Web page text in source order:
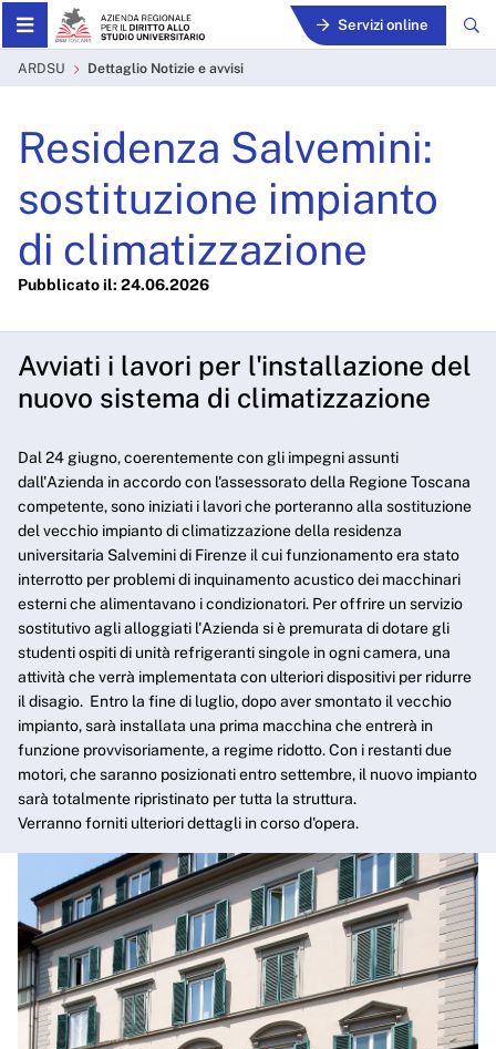
Skip to Main Content Servizi online
Dettaglio Notizie e avvisi -
ARDSU Dettaglio Notizie e avvisi
Residenza Salvemini:
sostituzione impianto
di climatizzazione
Pubblicato il: 24.06.2026
Avviati i lavori per l'installazione del
nuovo sistema di climatizzazione
Dal 24 giugno, coerentemente con gli impegni assunti
dall'Azienda in accordo con l'assessorato della Regione Toscana
competente, sono iniziati i lavori che porteranno alla sostituzione
del vecchio impianto di climatizzazione della residenza
universitaria Salvemini di Firenze il cui funzionamento era stato
interrotto per problemi di inquinamento acustico dei macchinari
esterni che alimentavano i condizionatori. Per offrire un servizio
sostitutivo agli alloggiati l'Azienda si è premurata di dotare gli
studenti ospiti di unità refrigeranti singole in ogni camera, una
attività che verrà implementata con ulteriori dispositivi per ridurre
il disagio. Entro la fine di luglio, dopo aver smontato il vecchio
impianto, sarà installata una prima macchina che entrerà in
funzione provvisoriamente, a regime ridotto. Con i restanti due
motori, che saranno posizionati entro settembre, il nuovo impianto
sarà totalmente ripristinato per tutta la struttura.
Verranno forniti ulteriori dettagli in corso d'opera.